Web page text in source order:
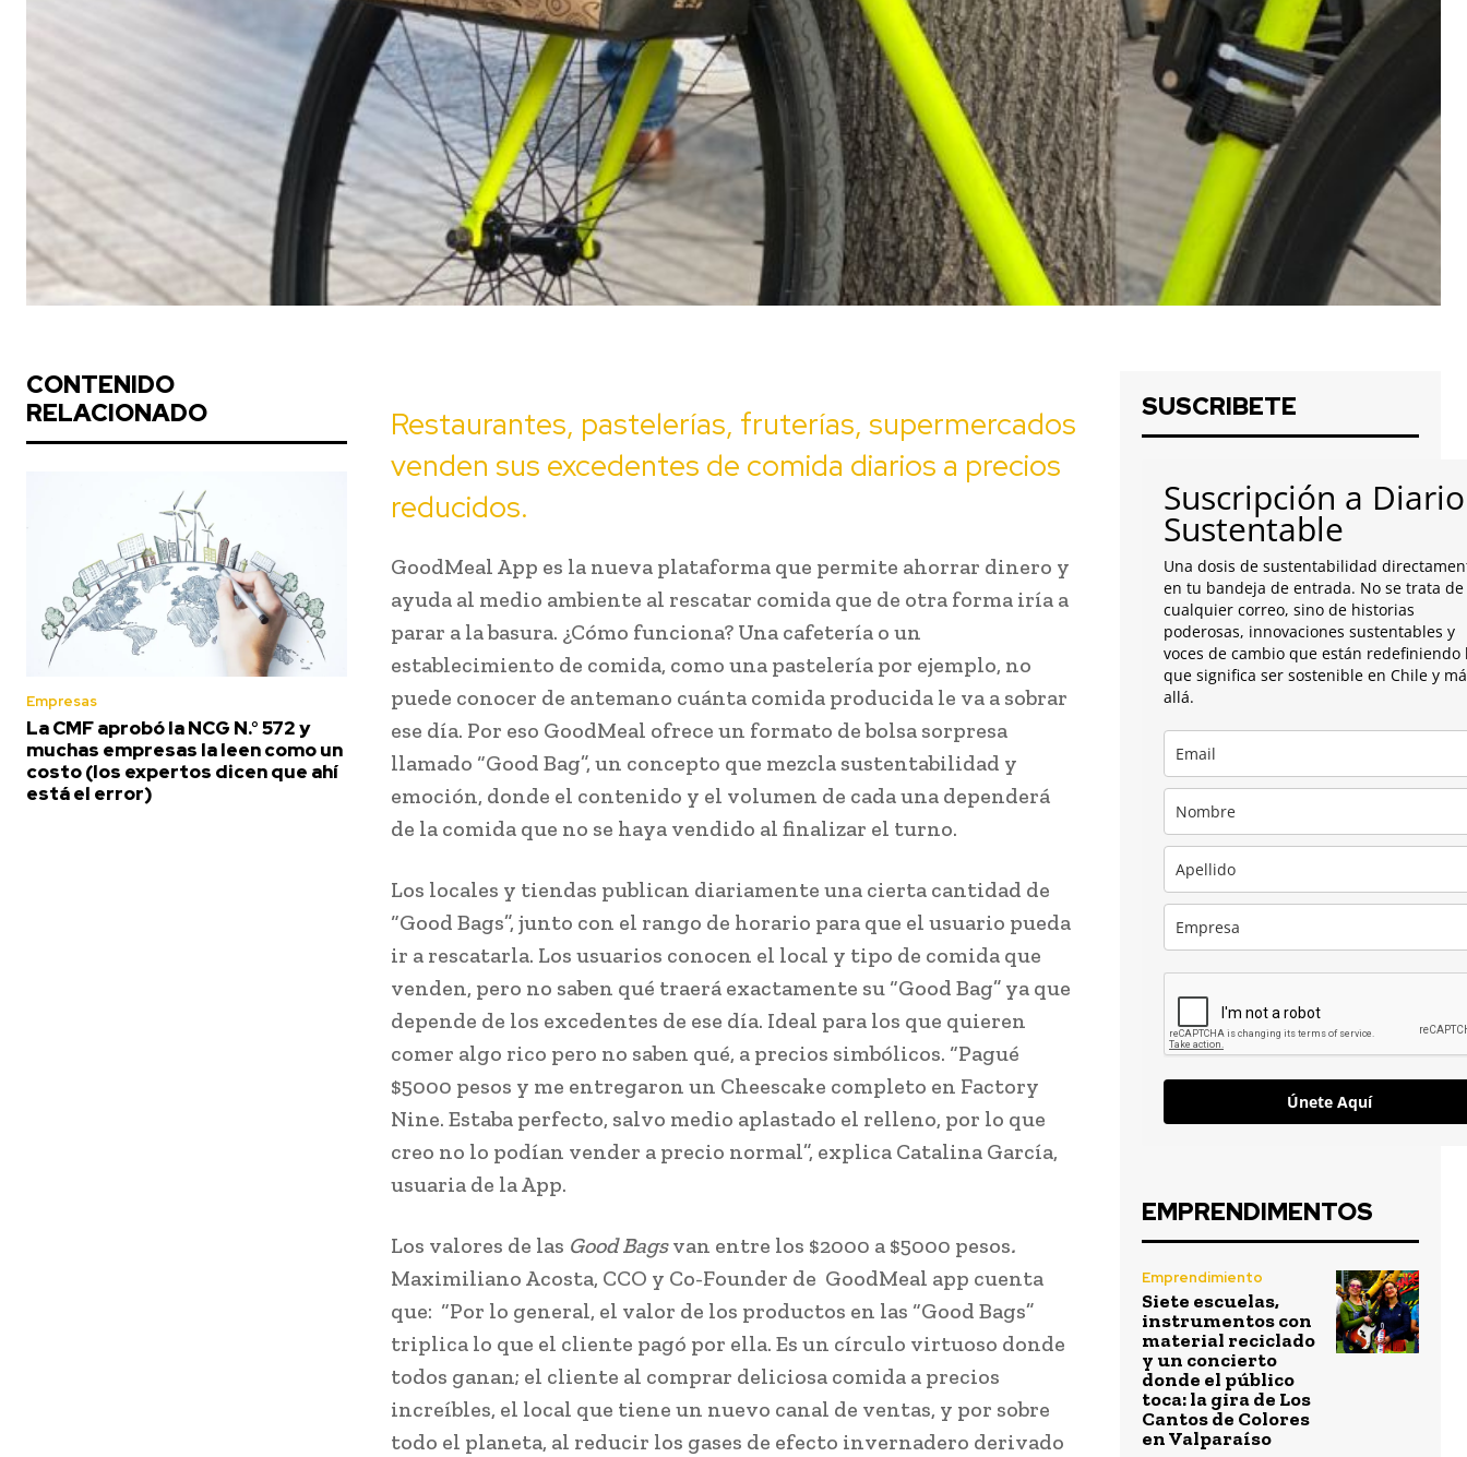
CONTENIDO
RELACIONADO
Empresas
La CMF aprobó la NCG N.° 572 y
muchas empresas la leen como un
costo (los expertos dicen que ahí
está el error)
Restaurantes, pastelerías, fruterías, supermercados
venden sus excedentes de comida diarios a precios
reducidos.
GoodMeal App es la nueva plataforma que permite ahorrar dinero y
ayuda al medio ambiente al rescatar comida que de otra forma iría a
parar a la basura. ¿Cómo funciona? Una cafetería o un
establecimiento de comida, como una pastelería por ejemplo, no
puede conocer de antemano cuánta comida producida le va a sobrar
ese día. Por eso GoodMeal ofrece un formato de bolsa sorpresa
llamado “Good Bag”, un concepto que mezcla sustentabilidad y
emoción, donde el contenido y el volumen de cada una dependerá
de la comida que no se haya vendido al finalizar el turno.
Los locales y tiendas publican diariamente una cierta cantidad de
“Good Bags”, junto con el rango de horario para que el usuario pueda
ir a rescatarla. Los usuarios conocen el local y tipo de comida que
venden, pero no saben qué traerá exactamente su “Good Bag” ya que
depende de los excedentes de ese día. Ideal para los que quieren
comer algo rico pero no saben qué, a precios simbólicos. “Pagué
$5000 pesos y me entregaron un Cheescake completo en Factory
Nine. Estaba perfecto, salvo medio aplastado el relleno, por lo que
creo no lo podían vender a precio normal”, explica Catalina García,
usuaria de la App.
Los valores de las Good Bagsvan entre los $2000 a $5000 pesos.
Maximiliano Acosta, CCO y Co-Founder de GoodMeal app cuenta
que: “Por lo general, el valor de los productos en las “Good Bags”
triplica lo que el cliente pagó por ella. Es un círculo virtuoso donde
todos ganan; el cliente al comprar deliciosa comida a precios
increíbles, el local que tiene un nuevo canal de ventas, y por sobre
todo el planeta, al reducir los gases de efecto invernadero derivado
SUSCRIBETE
Suscripción a Diario
Sustentable
Una dosis de sustentabilidad
en tu bandeja de entrada. No se trata de
cualquier correo, sino de historias
poderosas, innovaciones sustentables y
voces de cambio que están redefiniendo
que significa ser sostenible en Chile y
allá.
Únete Aquí
EMPRENDIMENTOS
Emprendimiento
Siete escuelas,
instrumentos con
material reciclado
y un concierto
donde el público
toca: la gira de Los
Cantos de Colores
en Valparaíso